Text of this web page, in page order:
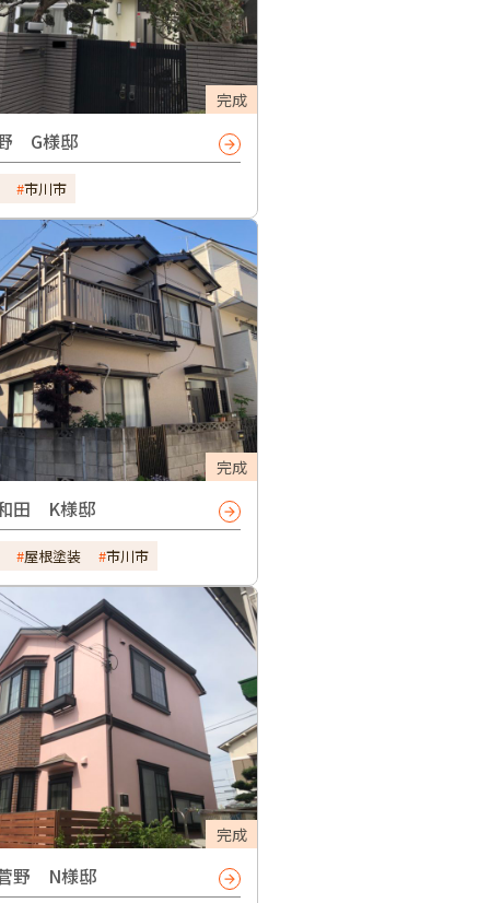
完成
G様邸
市川市
完成
田 K様邸
屋根塗装 市川市
完成
野 N様邸